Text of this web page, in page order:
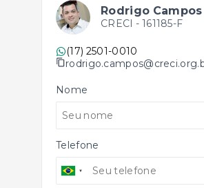
Rodrigo Campos
CRECI - 161185-F
(17) 2501-0010
Nome
Telefone